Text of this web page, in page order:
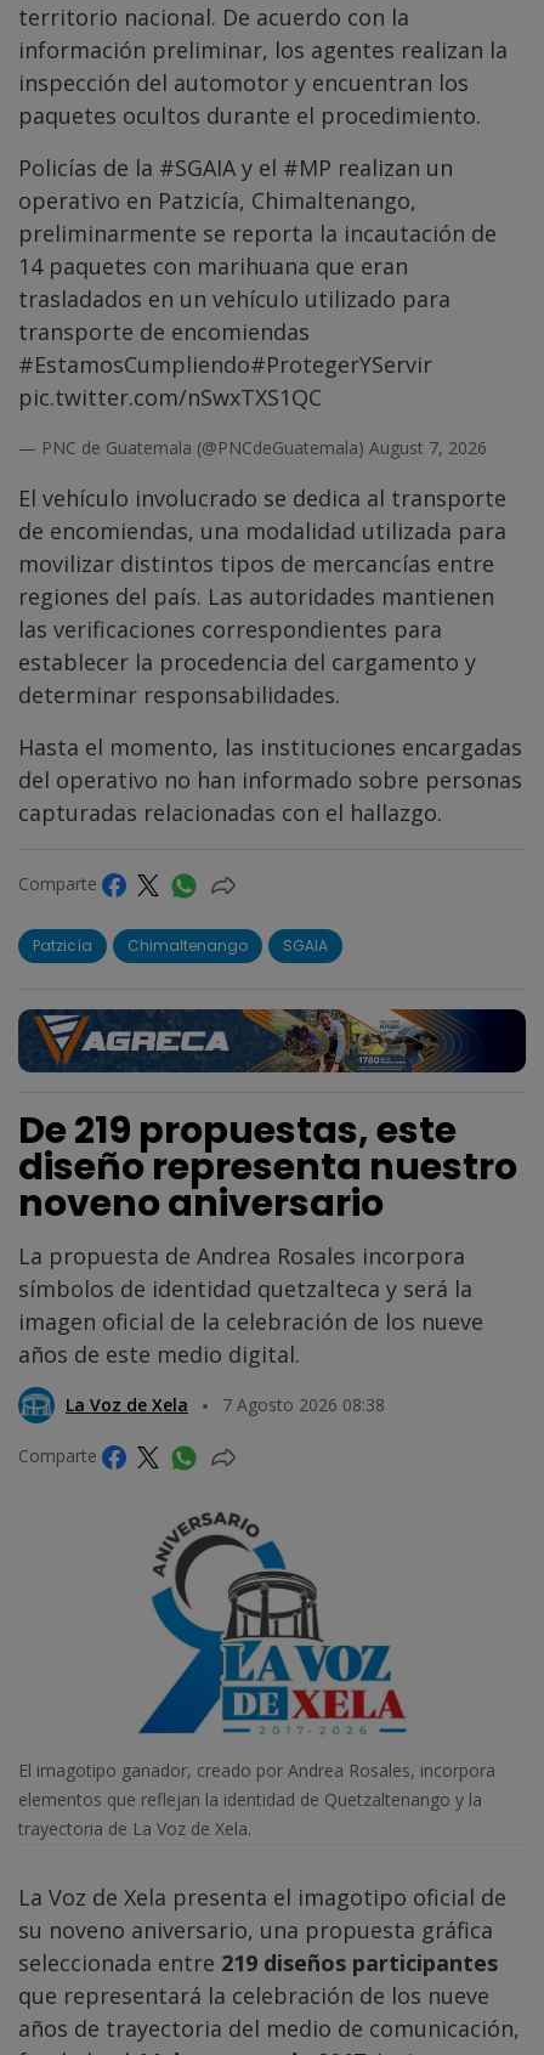
territorio nacional. De acuerdo con la
información preliminar, los agentes realizan la
inspección del automotor y encuentran los
paquetes ocultos durante el procedimiento.
Policías de la #SGAIA y el #MP realizan un
operativo en Patzicía, Chimaltenango,
preliminarmente se reporta la incautación de
14 paquetes con marihuana que eran
trasladados en un vehículo utilizado para
transporte de encomiendas
#EstamosCumpliendo#ProtegerYServir
pic.twitter.com/nSwxTXS1QC
— PNC de Guatemala (@PNCdeGuatemala) August 7, 2026
El vehículo involucrado se dedica al transporte
de encomiendas, una modalidad utilizada para
movilizar distintos tipos de mercancías entre
regiones del país. Las autoridades mantienen
las verificaciones correspondientes para
establecer la procedencia del cargamento y
determinar responsabilidades.
Hasta el momento, las instituciones encargadas
del operativo no han informado sobre personas
capturadas relacionadas con el hallazgo.
Comparte
Patzicía Chimaltenango SGAIA
De 219 propuestas, este
diseño representa nuestro
noveno aniversario
La propuesta de Andrea Rosales incorpora
símbolos de identidad quetzalteca y será la
imagen oficial de la celebración de los nueve
años de este medio digital.
La Voz de Xela 7 Agosto 2026 08:38
Comparte
El imagotipo ganador, creado por Andrea Rosales, incorpora
elementos que reflejan la identidad de Quetzaltenango y la
trayectoria de La Voz de Xela.
La Voz de Xela presenta el imagotipo oficial de
su noveno aniversario, una propuesta gráfica
seleccionada entre 219 diseños participantes
que representará la celebración de los nueve
años de trayectoria del medio de comunicación,